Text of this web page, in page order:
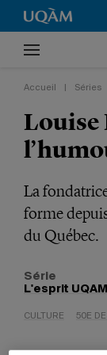
Accueil Séries
Louise
La
forme
du Québec.
Série
L'esprit UQAM
CULTURE 50E